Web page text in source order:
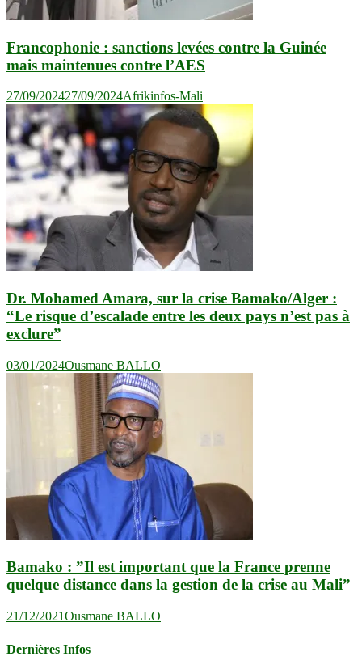
Francophonie : sanctions levées contre la Guinée
mais maintenues contre l’AES
27/09/202427/09/2024Afrikinfos-Mali
Dr. Mohamed Amara, sur la crise Bamako/Alger :
“Le risque d’escalade entre les deux pays n’est pas à
exclure”
03/01/2024Ousmane BALLO
Bamako : ”Il est important que la France prenne
quelque distance dans la gestion de la crise au Mali”
21/12/2021Ousmane BALLO
Dernières Infos